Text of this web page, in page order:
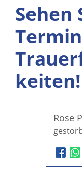
Sehen
keiten!
Rose